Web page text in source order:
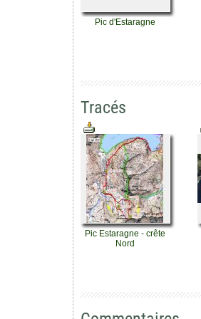
Pic d'Estaragne
Tracés
Pic Estaragne - crête
Nord